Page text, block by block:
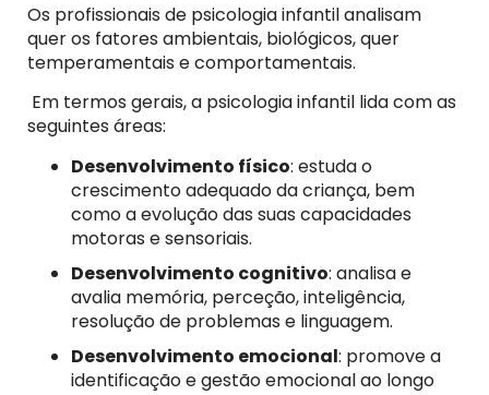
Os profissionais de psicologia infantil analisam
quer os fatores ambientais, biológicos, quer
temperamentais e comportamentais.
Em termos gerais, a psicologia infantil lida com as
seguintes áreas:
Desenvolvimento físico: estuda o
crescimento adequado da criança, bem
como a evolução das suas capacidades
motoras e sensoriais.
Desenvolvimento cognitivo: analisa e
avalia memória, perceção, inteligência,
resolução de problemas e linguagem.
Desenvolvimento emocional: promove a
identificação e gestão emocional ao longo